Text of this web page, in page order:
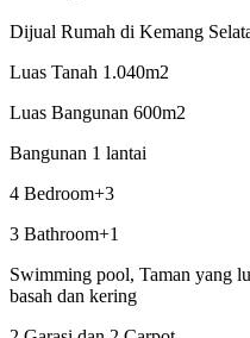
Dijual Rumah di Kemang
Luas Tanah 1.040m2
Luas Bangunan 600m2
Bangunan 1 lantai
4 Bedroom+3
3 Bathroom+1
Swimming pool, Taman yang
basah dan kering